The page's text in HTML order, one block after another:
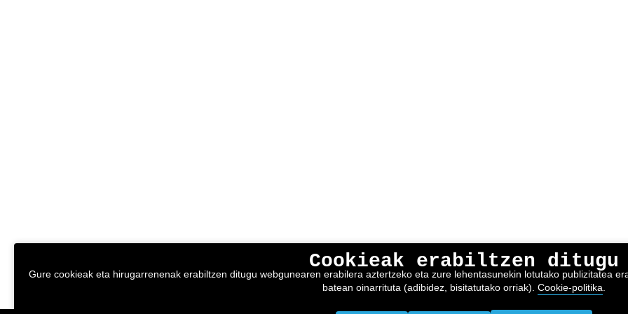
Cookieak erabiltzen ditugu
Gure cookieak eta hirugarrenenak erabiltzen ditugu webgunearen erabilera aztertzeko eta zure lehentasunekin lotutako publizitatea
batean oinarrituta (adibidez, bisitatutako orriak). Cookie-politika.